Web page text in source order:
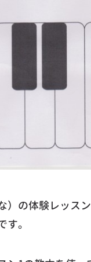
）の体験レッス
。